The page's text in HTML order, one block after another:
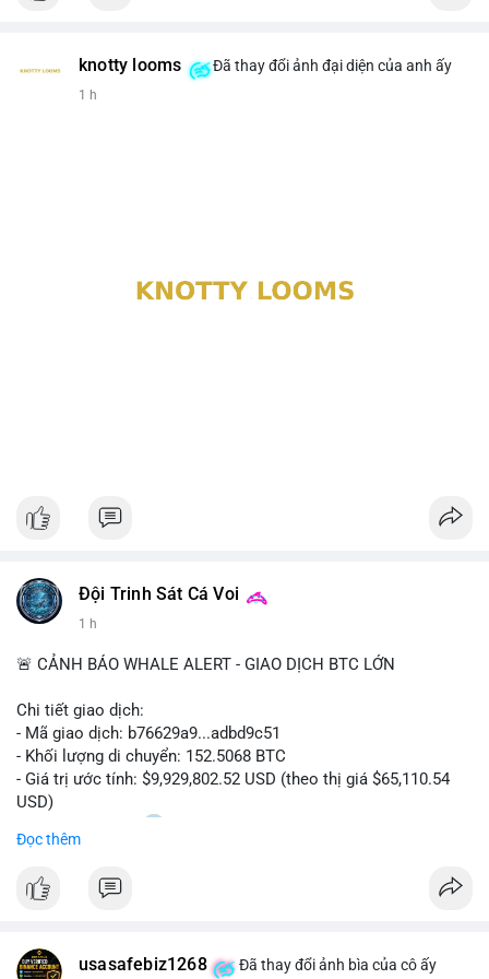
knotty looms Đã thay đổi ảnh đại diện của anh ấy
1 h
Đội Trinh Sát Cá Voi
1 h
🚨 CẢNH BÁO WHALE ALERT - GIAO DỊCH BTC LỚN
Chi tiết giao dịch:
- Mã giao dịch: b76629a9...adbd9c51
- Khối lượng di chuyển: 152.5068 BTC
- Giá trị ước tính: $9,929,802.52 USD (theo thị giá $65,110.54
USD)
- Thời gian: 17:20
Nhận định phân tích hành vi của Cá voi dựa trên giao dịch này:
Khối lượng 152.5 BTC trị giá gần 10 triệu USD được di chuyển
hiện tại, động thái này có thể là bước chuẩn bị cho việc bán ra
Đọc thêm
usasafebiz1268 Đã thay đổi ảnh bìa của cô ấy